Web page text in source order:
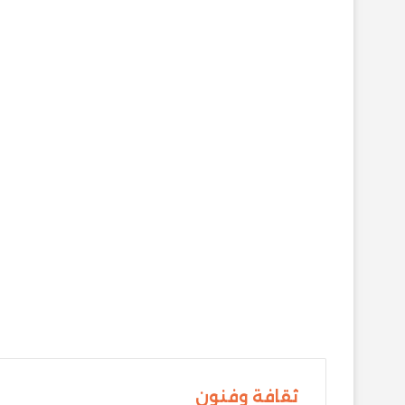
ثقافة وفنون